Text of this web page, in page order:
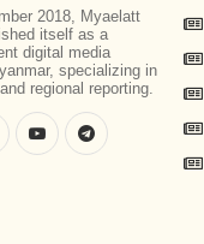
2018, Myaelatt
itself as a
digital media
specializing in
regional reporting.